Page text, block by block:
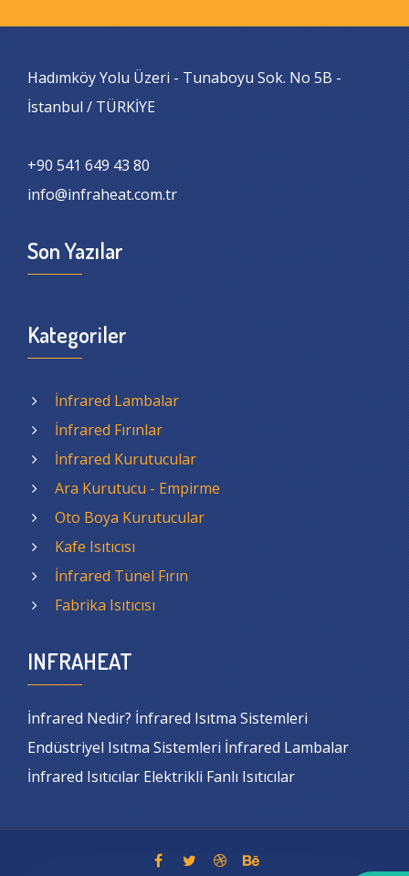
Hadımköy Yolu Üzeri - Tunaboyu Sok. No 5B -
İstanbul / TÜRKİYE
+90 541 649 43 80
info@infraheat.com.tr
Son Yazılar
Kategoriler
İnfrared Lambalar
İnfrared Fırınlar
İnfrared Kurutucular
Ara Kurutucu - Empirme
Oto Boya Kurutucular
Kafe Isıtıcısı
İnfrared Tünel Fırın
Fabrika Isıtıcısı
INFRAHEAT
İnfrared Nedir? İnfrared Isıtma Sistemleri
Endüstriyel Isıtma Sistemleri İnfrared Lambalar
İnfrared Isıtıcılar Elektrikli Fanlı Isıtıcılar